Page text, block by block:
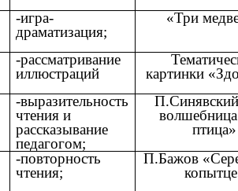
-игра-
драматизация;
«Три
-рассматривание
иллюстраций
картинки
-выразительность
чтения и
рассказывание
педагогом;
птица»
-повторность
чтения;
П.Бажов